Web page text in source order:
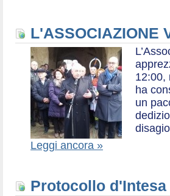
L'ASSOCIAZIONE
12:00,
ha
un
Leggi ancora »
Protocollo d'Intesa